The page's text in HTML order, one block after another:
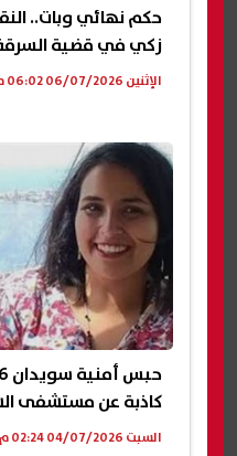
حكم نهائي وبات..
زكي في قضية السرقة
الإثنين 06/07/2026 06:02 م
كاذبة عن مستشفى
السبت 04/07/2026 02:24 م